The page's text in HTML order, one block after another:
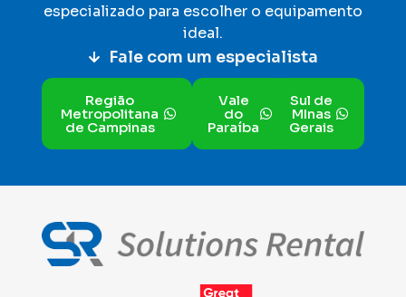
especializado para escolher o equipamento
ideal.
Fale com um especialista
Região
Metropolitana
de Campinas
Vale
do
Paraíba
Sul de
MInas
Gerais